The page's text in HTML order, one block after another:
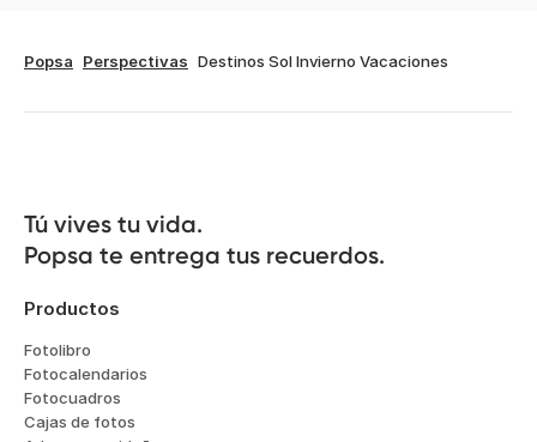
Popsa Perspectivas Destinos Sol Invierno Vacaciones
Tú vives tu vida.
Popsa te entrega tus recuerdos.
Productos
Fotolibro
Fotocalendarios
Fotocuadros
Cajas de fotos